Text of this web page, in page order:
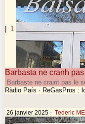
1
Barbasta ne cranh
Barbaste ne craint pas le
Ràdio País · ReGasPros :
26 janvier 2025 - Tederic